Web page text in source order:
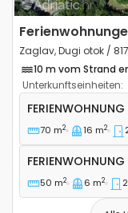
Zaglav, Dugi otok /
10 m vom Strand
Unterkunftseinheiten:
2-Zimmer-
FERIENWOHNUNG
70 m2 16 m2
Ferienwohnung
FERIENWOHNUNG
50 m2 6 m2 2